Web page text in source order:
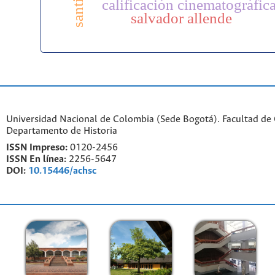
calificación
salvador allende
Universidad Nacional de Colombia (Sede Bogotá). Facultad de
Departamento de Historia
ISSN Impreso: 0120-2456
ISSN En línea: 2256-5647
DOI: 10.15446/achsc